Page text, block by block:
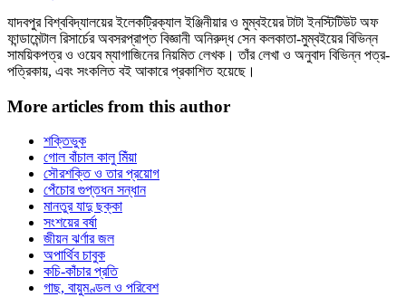
যাদবপুর বিশ্ববিদ্যালয়ের ইলেকট্রিক্যাল ইঞ্জিনীয়ার ও মুম্বইয়ের টাটা ইনস্টিটিউট অফ
ফান্ডামেন্টাল রিসার্চের অবসরপ্রাপ্ত বিজ্ঞানী অনিরুদ্ধ সেন কলকাতা-মুম্বইয়ের বিভিন্ন
সাময়িকপত্র ও ওয়েব ম্যাগাজিনের নিয়মিত লেখক। তাঁর লেখা ও অনুবাদ বিভিন্ন পত্র-
পত্রিকায়, এবং সংকলিত বই আকারে প্রকাশিত হয়েছে।
More articles from this author
শক্তিভুক
গোল বাঁচাল কালু মিঁয়া
সৌরশক্তি ও তার প্রয়োগ
পেঁচোর গুপ্তধন সন্ধান
মানতুর যাদু ছক্কা
সংশয়ের বর্ষা
জীয়ন ঝর্ণার জল
অপার্থিব চাবুক
কচি-কাঁচার প্রতি
গাছ, বায়ুমণ্ডল ও পরিবেশ